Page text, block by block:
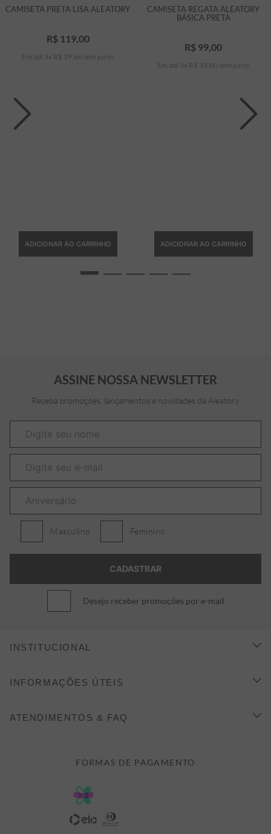
CAMISETA PRETA LISA ALEATORY
R$ 119,00
Em até 3 x R$ 39 66 sem juros
ADICIONAR AO CARRINHO
CAMISETA REGATA ALEATORY
BÁSICA PRETA
R$ 99,00
Em até 3 x R$ 33 00 sem juros
ADICIONAR AO CARRINHO
ASSINE NOSSA NEWSLETTER
Receba promoções, lançamentos e novidades da Aleatory
Masculino Feminino
Desejo receber promoções por e-mail
INSTITUCIONAL
CONHEÇA A ALEATORY
INFORMAÇÕES ÚTEIS
FORMAS DE PAGAMENTO
POLÍTICA DE PRIVACIDADE
ATENDIMENTOS & FAQ
FORMAS DE PAGAMENTO